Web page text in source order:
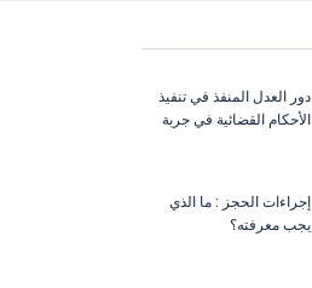
دور العدل المنفذ في تنفيذ
الأحكام القضائية في جربة
إجراءات الحجز : ما الذي
يجب معرفته؟